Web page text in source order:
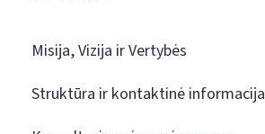
Misija, Vizija ir Vertybės
Struktūra ir kontaktinė informacija